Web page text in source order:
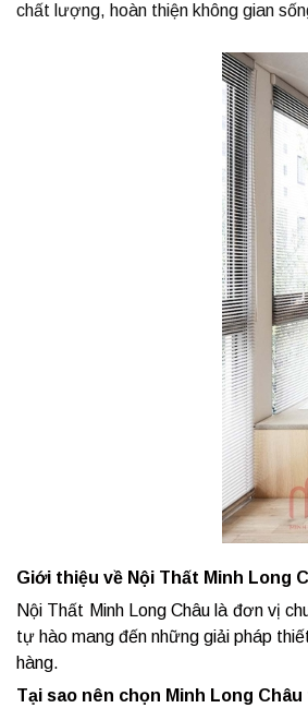
chất lượng, hoàn thiện không gian
Giới thiệu về Nội Thất Minh Long
Nội Thất Minh Long Châu là đơn vị
tự hào mang đến những giải pháp
hàng.
Tại sao nên chọn Minh Long